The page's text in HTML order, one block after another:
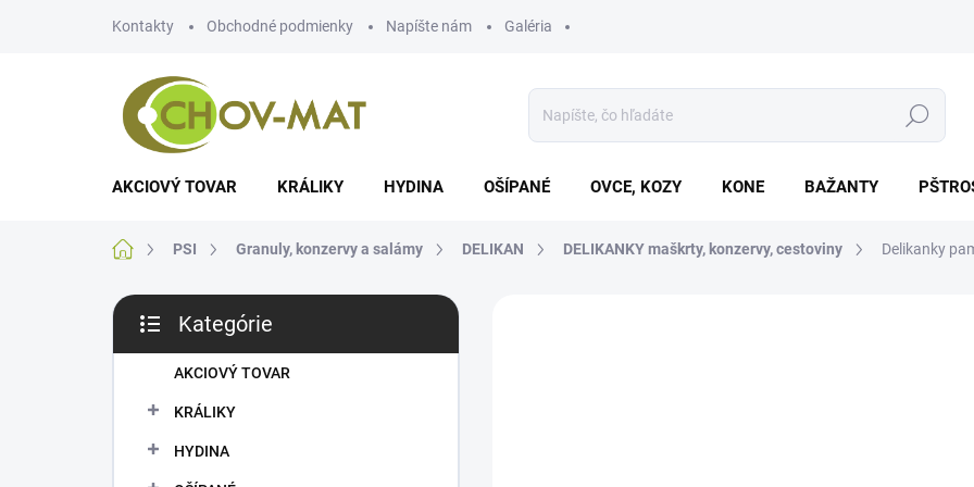
Kontakty Obchodné podmienky Napíšte nám Galéria
Hľadať
AKCIOVÝ TOVAR KRÁLIKY HYDINA OŠÍPANÉ OVCE, KOZY KONE BAŽANTY
DomovPSI Granuly, konzervy a salámy DELIKAN DELIKANKY maškrty, konzervy, cestoviny Delikanky
B
č
kategórie
Kategórie
AKCIOVÝ TOVAR
KRÁLIKY
HYDINA